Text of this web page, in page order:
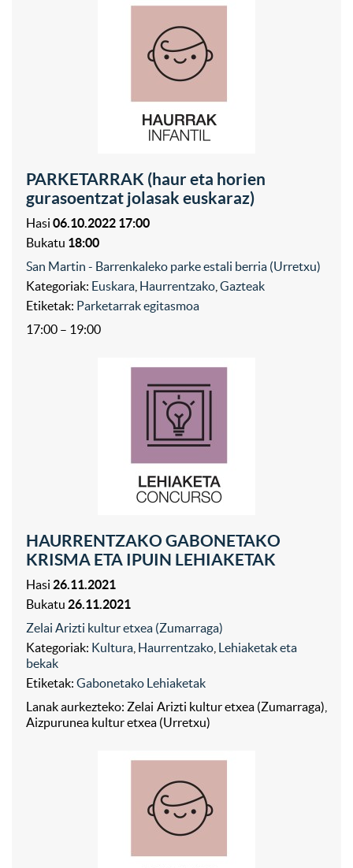
PARKETARRAK (haur eta horien
gurasoentzat jolasak euskaraz)
Hasi 06.10.2022 17:00
Bukatu 18:00
San Martin - Barrenkaleko parke estali berria (Urretxu)
Kategoriak: Euskara Haurrentzako Gazteak
Etiketak: Parketarrak egitasmoa
17:00 – 19:00
HAURRENTZAKO GABONETAKO
KRISMA ETA IPUIN LEHIAKETAK
Hasi 26.11.2021
Bukatu 26.11.2021
Zelai Arizti kultur etxea (Zumarraga)
Kategoriak: Kultura Haurrentzako Lehiaketak eta
bekak
Etiketak: Gabonetako Lehiaketak
Lanak aurkezteko: Zelai Arizti kultur etxea (Zumarraga),
Aizpurunea kultur etxea (Urretxu)